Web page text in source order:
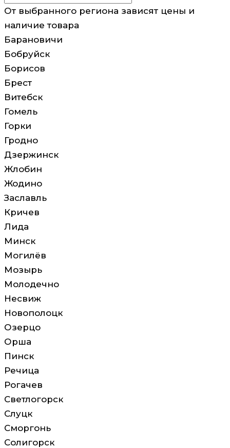
От выбранного региона зависят цены и
наличие товара
Барановичи
Бобруйск
Борисов
Брест
Витебск
Гомель
Горки
Гродно
Дзержинск
Жлобин
Жодино
Заславль
Кричев
Лида
Минск
Могилёв
Мозырь
Молодечно
Несвиж
Новополоцк
Озерцо
Орша
Пинск
Речица
Рогачев
Светлогорск
Слуцк
Сморгонь
Солигорск